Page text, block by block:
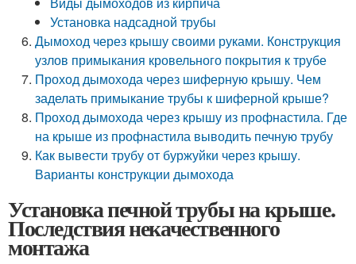
Установка надсадной трубы
Дымоход через крышу своими руками. Конструкция
узлов примыкания кровельного покрытия к трубе
Проход дымохода через шиферную крышу. Чем
заделать примыкание трубы к шиферной крыше?
Проход дымохода через крышу из профнастила. Где
на крыше из профнастила выводить печную трубу
Как вывести трубу от буржуйки через крышу.
Варианты конструкции дымохода
Установка печной трубы на крыше.
Последствия некачественного
монтажа